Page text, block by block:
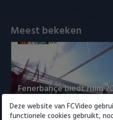
Meest bekeken
Fenerbahçe biedt ruim
op Feyenoord-spits Ueda
8 augustus 2026 23:52
Deze website van FCVideo
functionele cookies gebruikt,